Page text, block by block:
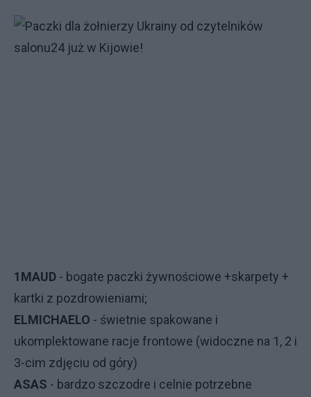
1MAUD - bogate paczki żywnościowe +skarpety +
kartki z pozdrowieniami;
ELMICHAELO - świetnie spakowane i
ukomplektowane racje frontowe (widoczne na 1, 2 i
3-cim zdjęciu od góry)
ASAS - bardzo szczodre i celnie potrzebne